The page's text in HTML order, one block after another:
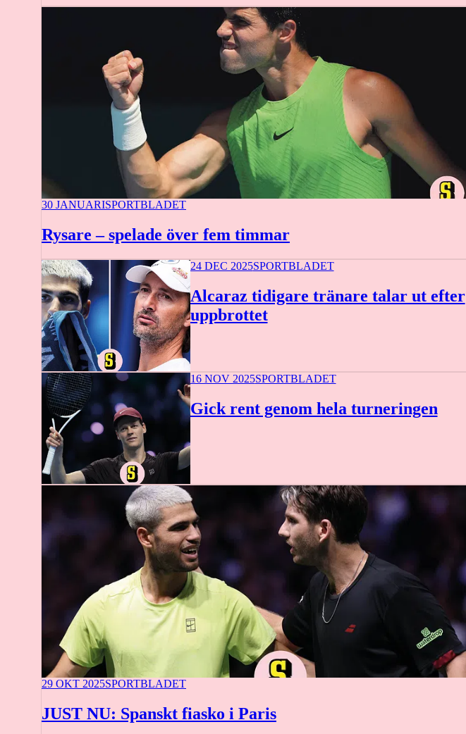
30 JANUARISPORTBLADET
Rysare – spelade över fem timmar
24 DEC 2025SPORTBLADET
Alcaraz tidigare tränare talar ut efter
uppbrottet
16 NOV 2025SPORTBLADET
Gick rent genom hela turneringen
29 OKT 2025SPORTBLADET
JUST NU: Spanskt fiasko i Paris